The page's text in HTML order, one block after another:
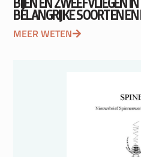
BIJEN EN ZWEEFVLIEGEN
BELANGRIJKE SOORTEN
MEER WETEN